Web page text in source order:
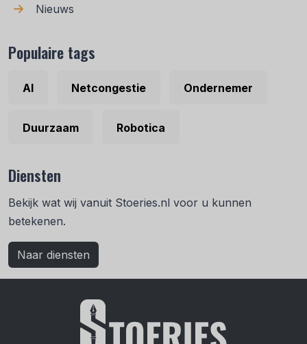
Nieuws
Populaire tags
AI Netcongestie Ondernemer
Duurzaam Robotica
Diensten
Bekijk wat wij vanuit Stoeries.nl voor u kunnen
betekenen.
Naar diensten